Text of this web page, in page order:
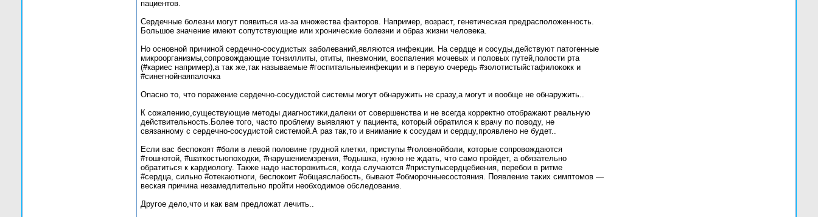
пациентов.
Сердечные болезни могут появиться из-за множества факторов. Например, возраст, генетическая предрасположенность.
Большое значение имеют сопутствующие или хронические болезни и образ жизни человека.
Но основной причиной сердечно-сосудистых заболеваний,являются инфекции. На сердце и сосуды,действуют патогенные
микроорганизмы,сопровождающие тонзиллиты, отиты, пневмонии, воспаления мочевых и половых путей,полости рта
(#кариес например),а так же,так называемые #госпитальныеинфекции и в первую очередь #золотистыйстафилококк и
#синегнойнаяпалочка
Опасно то, что поражение сердечно-сосудистой системы могут обнаружить не сразу,а могут и вообще не обнаружить..
К сожалению,существующие методы диагностики,далеки от совершенства и не всегда корректно отображают реальную
действительность.Более того, часто проблему выявляют у пациента, который обратился к врачу по поводу, не
связанному с сердечно-сосудистой системой.А раз так,то и внимание к сосудам и сердцу,проявлено не будет..
Если вас беспокоят #боли в левой половине грудной клетки, приступы #головнойболи, которые сопровождаются
#тошнотой, #шаткостьюпоходки, #нарушениемзрения, #одышка, нужно не ждать, что само пройдет, а обязательно
обратиться к кардиологу. Также надо насторожиться, когда случаются #приступысердцебиения, перебои в ритме
#сердца, сильно #отекаютноги, беспокоит #общаяслабость, бывают #обморочныесостояния. Появление таких симптомов —
веская причина незамедлительно пройти необходимое обследование.
Другое дело,что и как вам предложат лечить..